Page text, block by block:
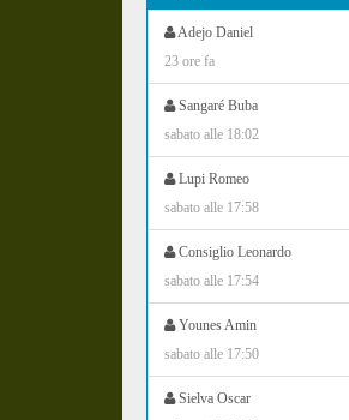
Adejo Daniel
23 ore fa
Sangaré Buba
sabato alle 18:02
Lupi Romeo
sabato alle 17:58
Consiglio Leonardo
sabato alle 17:54
Younes Amin
sabato alle 17:50
Sielva Oscar